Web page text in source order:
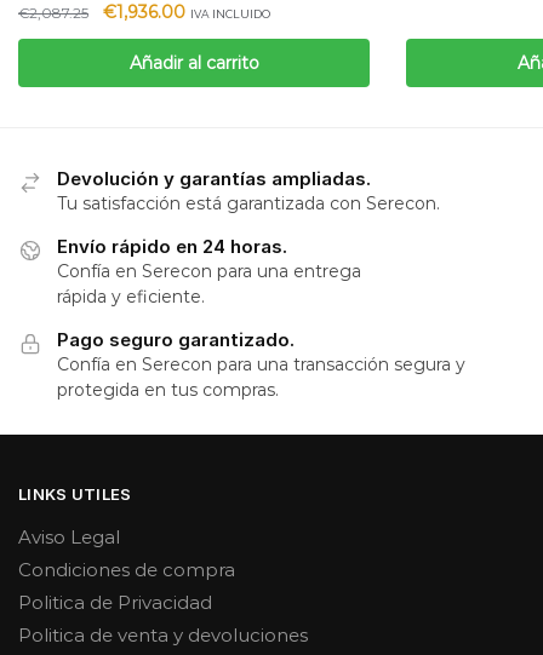
€2,087.25 €1,936.00 IVA INCLUIDO
Añadir al carrito
Devolución y garantías ampliadas.
Tu satisfacción está garantizada con Serecon.
Envío rápido en 24 horas.
Confía en Serecon para una entrega
rápida y eficiente.
Pago seguro garantizado.
Confía en Serecon para una transacción segura y
protegida en tus compras.
LINKS UTILES
Aviso Legal
Condiciones de compra
Politica de Privacidad
Politica de venta y devoluciones